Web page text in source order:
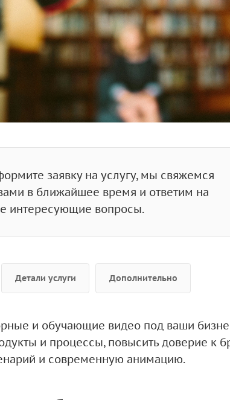
заявку на услугу, мы свяжемся
в ближайшее время и ответим на
интересующие вопросы.
Детали услуги Дополнительно
и обучающие видео под ваши
и процессы, повысить доверие к
и современную анимацию.